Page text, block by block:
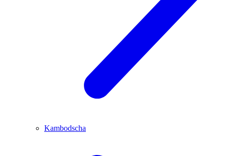
Kambodscha